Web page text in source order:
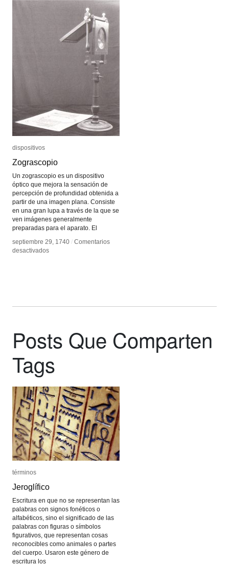
dispositivos
Zograscopio
Un zograscopio es un dispositivo
óptico que mejora la sensación de
percepción de profundidad obtenida a
partir de una imagen plana. Consiste
en una gran lupa a través de la que se
ven imágenes generalmente
preparadas para el aparato. El
septiembre 29, 1740 / Comentarios
desactivadosen
dispositivos
Zograscopio
septiembre 29, 1740 / Comentarios
desactivadosen
Posts Que Comparten
Tags
términos
Jeroglífico
Escritura en que no se representan las
palabras con signos fonéticos o
alfabéticos, sino el significado de las
palabras con figuras o símbolos
figurativos, que representan cosas
reconocibles como animales o partes
del cuerpo. Usaron este género de
escritura los
términos
Jeroglífico